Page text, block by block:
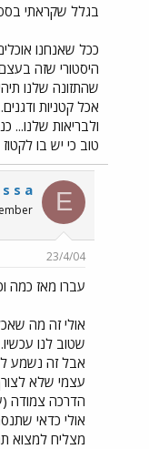
בגלל שקראתי
ככל שאנחנו
היסטורי שזה בעצם
שהתזונה שלנו
אכל קטניות
ולבריאות שלנו...
טוב כי יש בו לקטוז
E
s s a
23/4/04
עברו מאז כמה
אולי זה מה
שטוב לנו
אבל זה נשמע
עצמי שלא
הדרכה צמודה
אולי כדאי
מצליח למצוא